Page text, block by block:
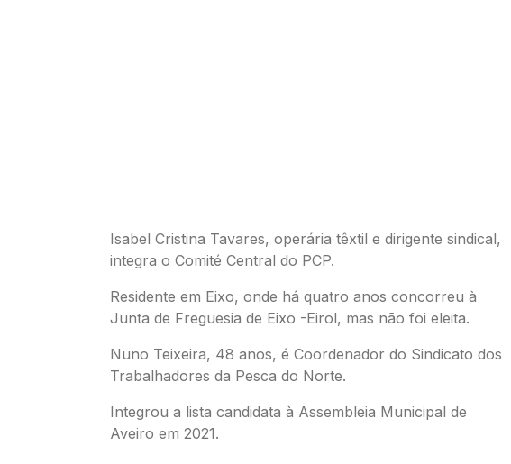
Isabel Cristina Tavares, operária têxtil e dirigente sindical,
integra o Comité Central do PCP.
Residente em Eixo, onde há quatro anos concorreu à
Junta de Freguesia de Eixo -Eirol, mas não foi eleita.
Nuno Teixeira, 48 anos, é Coordenador do Sindicato dos
Trabalhadores da Pesca do Norte.
Integrou a lista candidata à Assembleia Municipal de
Aveiro em 2021.